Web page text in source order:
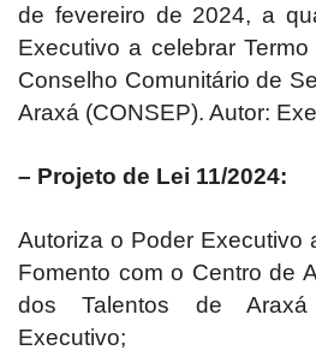
de fevereiro de 2024, a
Executivo a celebrar
Conselho Comunitário de
Araxá (CONSEP). Autor:
– Projeto de Lei 11/2024:
Autoriza o Poder Executivo
Fomento com o Centro de
dos Talentos de Araxá
Executivo;